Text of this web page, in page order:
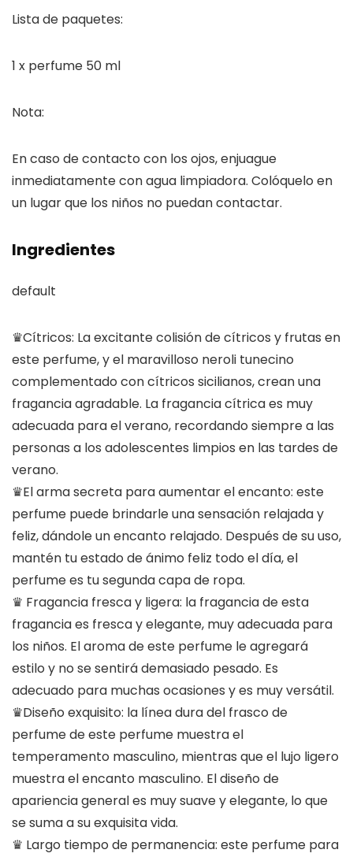
Lista de paquetes:
1 x perfume 50 ml
Nota:
En caso de contacto con los ojos, enjuague
inmediatamente con agua limpiadora. Colóquelo en
un lugar que los niños no puedan contactar.
Ingredientes
default
♛Cítricos: La excitante colisión de cítricos y frutas en
este perfume, y el maravilloso neroli tunecino
complementado con cítricos sicilianos, crean una
fragancia agradable. La fragancia cítrica es muy
adecuada para el verano, recordando siempre a las
personas a los adolescentes limpios en las tardes de
verano.
♛El arma secreta para aumentar el encanto: este
perfume puede brindarle una sensación relajada y
feliz, dándole un encanto relajado. Después de su uso,
mantén tu estado de ánimo feliz todo el día, el
perfume es tu segunda capa de ropa.
♛ Fragancia fresca y ligera: la fragancia de esta
fragancia es fresca y elegante, muy adecuada para
los niños. El aroma de este perfume le agregará
estilo y no se sentirá demasiado pesado. Es
adecuado para muchas ocasiones y es muy versátil.
♛Diseño exquisito: la línea dura del frasco de
perfume de este perfume muestra el
temperamento masculino, mientras que el lujo ligero
muestra el encanto masculino. El diseño de
apariencia general es muy suave y elegante, lo que
se suma a su exquisita vida.
♛ Largo tiempo de permanencia: este perfume para